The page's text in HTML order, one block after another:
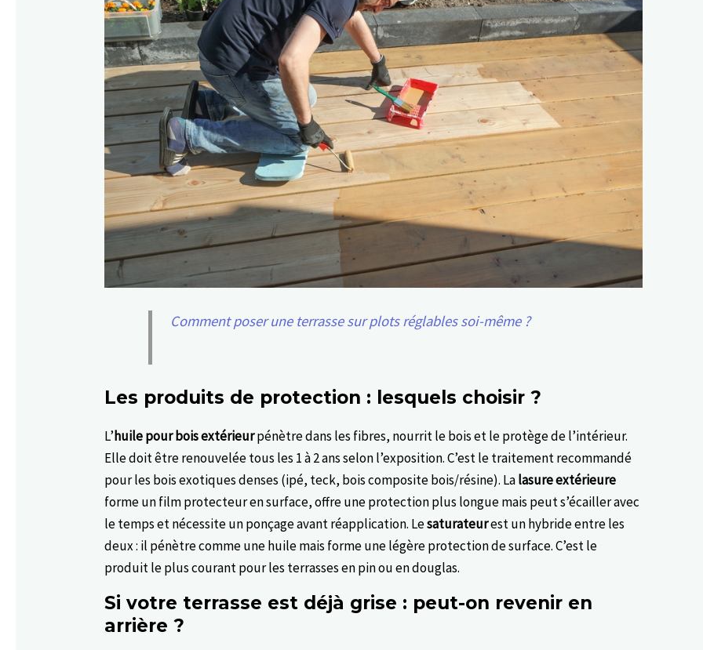
Comment poser une terrasse sur plots réglables soi-même ?
Les produits de protection : lesquels choisir ?
L’huile pour bois extérieurpénètre dans les fibres, nourrit le bois et le protège de l’intérieur.
Elle doit être renouvelée tous les 1 à 2 ans selon l’exposition. C’est le traitement recommandé
pour les bois exotiques denses (ipé, teck, bois composite bois/résine). Lalasure extérieure
forme un film protecteur en surface, offre une protection plus longue mais peut s’écailler avec
le temps et nécessite un ponçage avant réapplication. Lesaturateurest un hybride entre les
deux : il pénètre comme une huile mais forme une légère protection de surface. C’est le
produit le plus courant pour les terrasses en pin ou en douglas.
Si votre terrasse est déjà grise : peut-on revenir en
arrière ?